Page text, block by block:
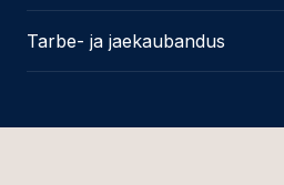
Tarbe- ja jaekaubandus